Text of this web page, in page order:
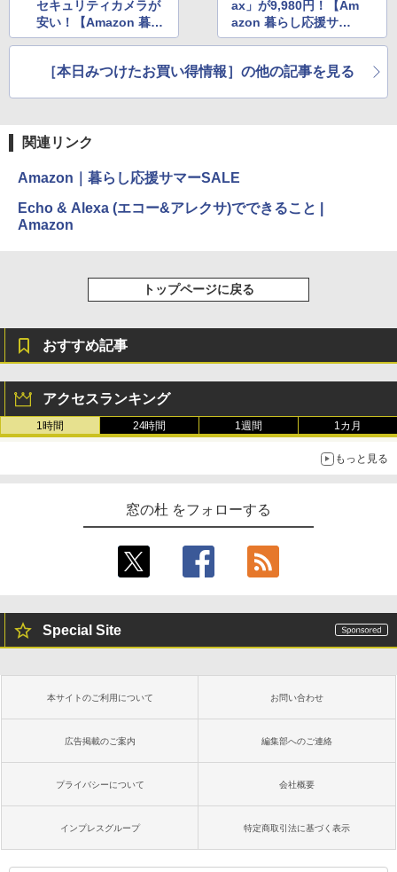
セキュリティカメラが
安い！【Amazon 暮ら
し応援サマーSALE】
ax」が9,980円！【Am
azon 暮らし応援サマ
ーSALE】
［本日みつけたお買い得情報］の他の記事を見る
関連リンク
Amazon｜暮らし応援サマーSALE
Echo & Alexa (エコー&アレクサ)でできること |
Amazon
トップページに戻る
おすすめ記事
アクセスランキング
1時間 24時間 1週間 1カ月
もっと見る
窓の杜 をフォローする
Special Site
本サイトのご利用について お問い合わせ
広告掲載のご案内 編集部へのご連絡
プライバシーについて 会社概要
インプレスグループ 特定商取引法に基づく表示